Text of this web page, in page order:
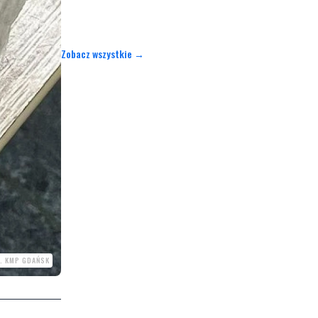
KMP GDAŃSK
Zobacz wszystkie →